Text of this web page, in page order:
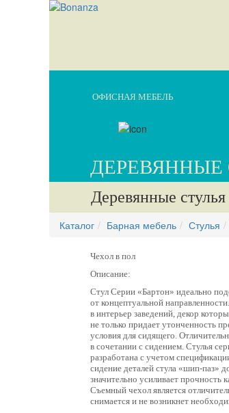
ОФИСНАЯ МЕБЕЛЬ
ДЕРЕВЯННЫЕ
Деревянные стулья
Каталог Барная мебель Стулья
Чехол в пол
Описание:
Стул Серии «Бартон» идеально
от концептуальной
в интерьер заведений, декор
не только придает утонченность
условия для сидящего.
в сочетании с сидением. Стулья
разработана с учетом
сидение деталей стула «шип-паз»
значительно усиливает прочность
Съемный чехол является
снимается и не возникнет